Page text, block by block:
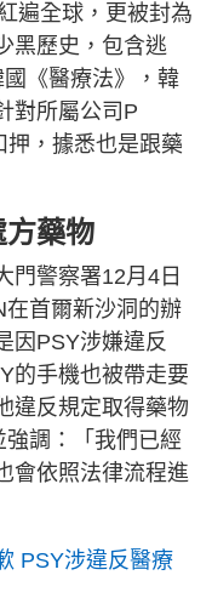
遍全球，更被封為
黑歷史，包含逃
《醫療法》，韓
對所屬公司P
押，據悉也是跟藥
方藥物
門警察署12月4日
在首爾新沙洞的辦
因PSY涉嫌違反
的手機也被帶走要
違反規定取得藥物
調：「我們已經
會依照法律流程進
PSY涉違反醫療